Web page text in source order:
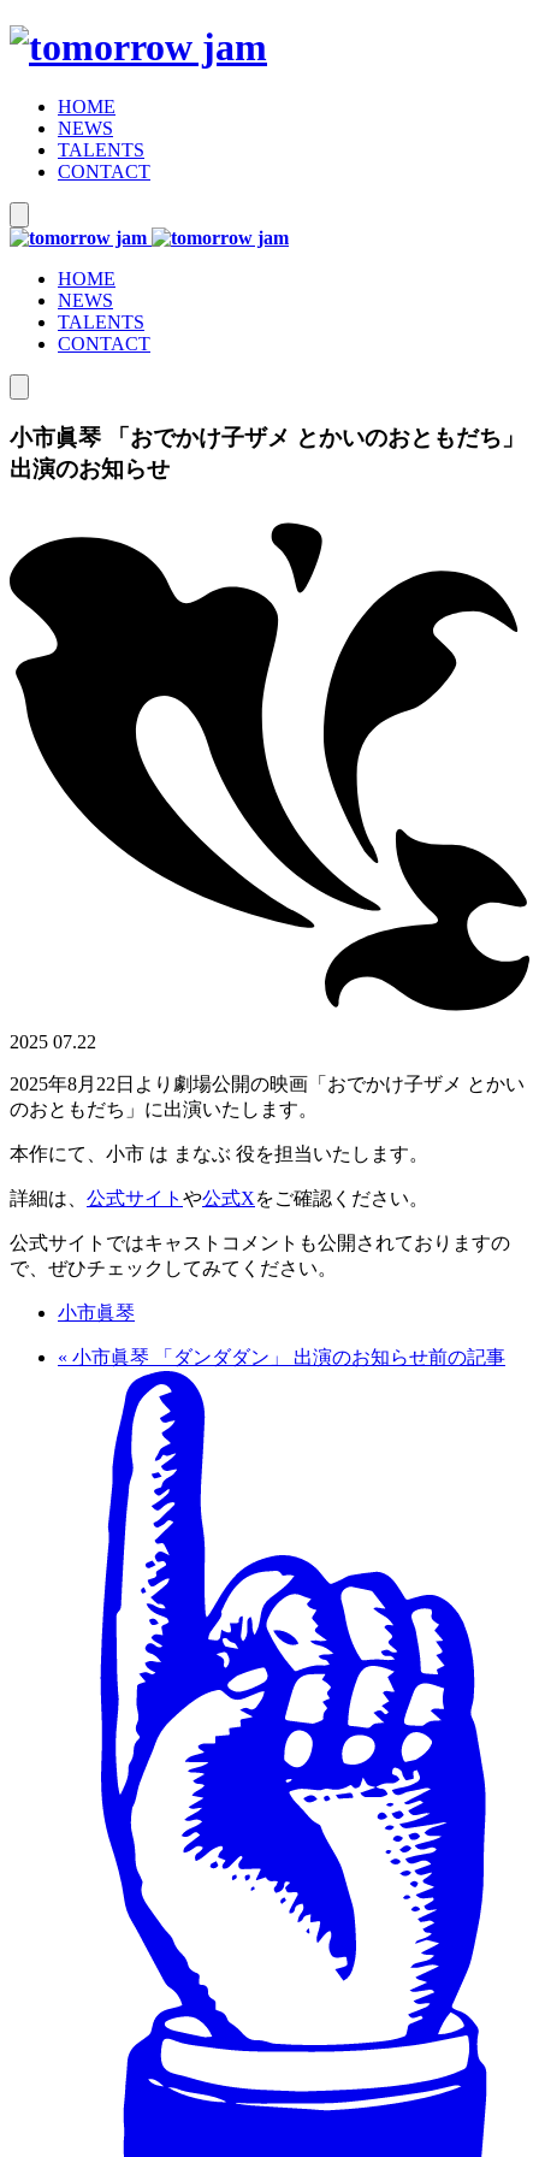
HOME
NEWS
TALENTS
CONTACT
HOME
NEWS
TALENTS
CONTACT
小市眞琴 「おでかけ子ザメ とかいのおともだち」
出演のお知らせ
2025 07.22
2025年8月22日より劇場公開の映画「おでかけ子ザメ とかい
のおともだち」に出演いたします。
本作にて、小市 は まなぶ 役を担当いたします。
詳細は、 公式サイト や公式Xをご確認ください。
公式サイトではキャストコメントも公開されておりますの
で、ぜひチェックしてみてください。
小市眞琴
« 小市眞琴 「ダンダダン」 出演のお知らせ前の記事